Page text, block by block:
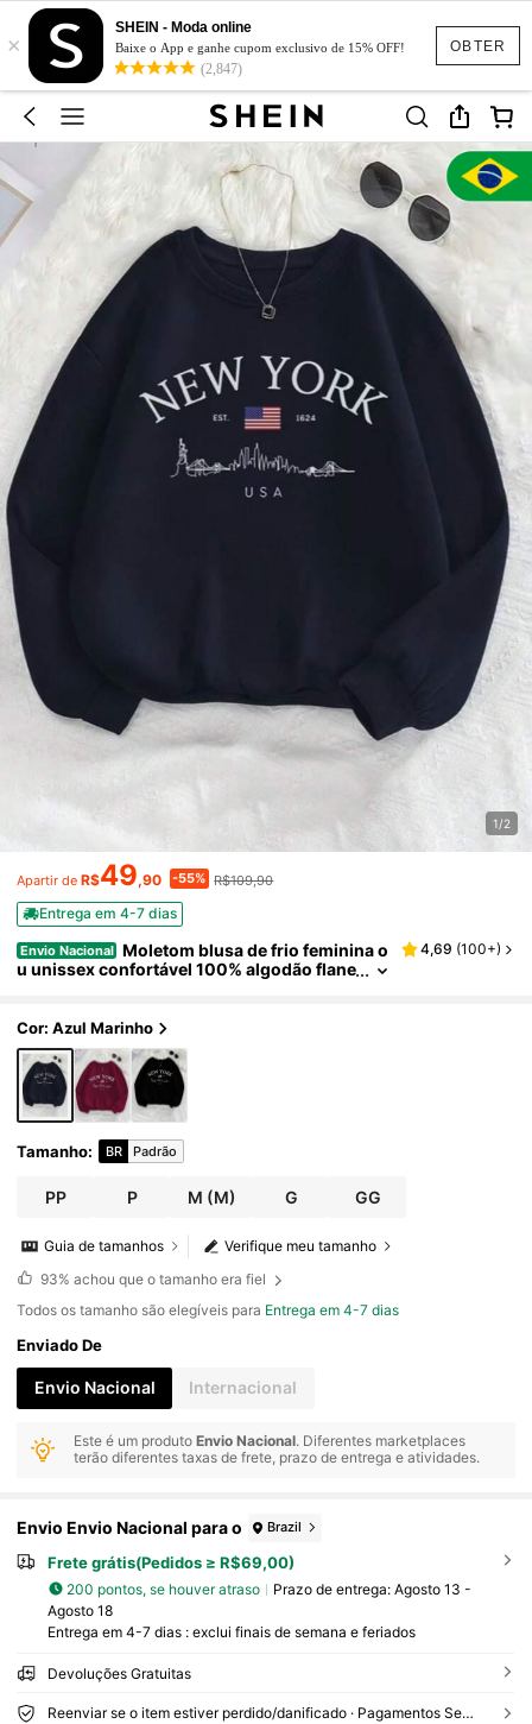
OBTER
×
SHEIN - Moda online
Baixe o App e ganhe cupom exclusivo de 15% OFF!
(2,847)
1/2
Apartir de R$49,90 -55% R$109,90
Entrega em 4-7 dias
Envio Nacional Moletom blusa de frio feminina o
u unissex confortável 100% algodão flane
4,69 (100+)
Cor: Azul Marinho
Tamanho: BR Padrão
PP P M (M) G GG
Verifique meu tamanho
Guia de tamanhos
93% achou que o tamanho era fiel
Todos os tamanho são elegíveis para Entrega em 4-7 dias
Enviado De
Envio Nacional Internacional
Este é um produtoEnvio Nacional. Diferentes marketplaces
terão diferentes taxas de frete, prazo de entrega e atividades.
Envio Envio Nacional para o Brazil
Frete grátis(Pedidos ≥ R$69,00)
200 pontos, se houver atraso Prazo de entrega: Agosto 13 -
Agosto 18
Entrega em 4-7 dias : exclui finais de semana e feriados
Devoluções Gratuitas
Reenviar se o item estiver perdido/danificado · Pagamentos Seguros · Proteção de privacidade